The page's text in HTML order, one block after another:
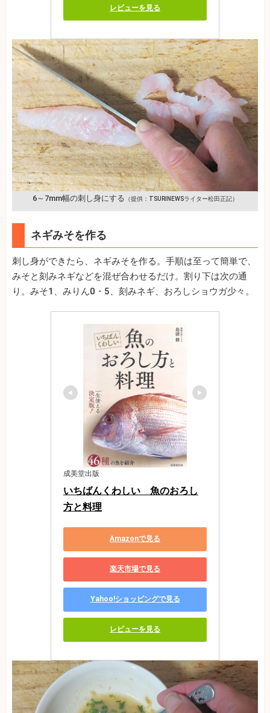
レビューを見る
6～7mm幅の刺し身にする （提供：TSURINEWSライター松田正記）
ネギみそを作る
刺し身ができたら、ネギみそを作る。手順は至って簡単で、
みそと刻みネギなどを混ぜ合わせるだけ。割り下は次の通
り。みそ1、みりん0・5、刻みネギ、おろしショウガ少々。
成美堂出版
いちばんくわしい　魚のおろし
方と料理
Amazonで見る
楽天市場で見る
Yahoo!ショッピングで見る
レビューを見る